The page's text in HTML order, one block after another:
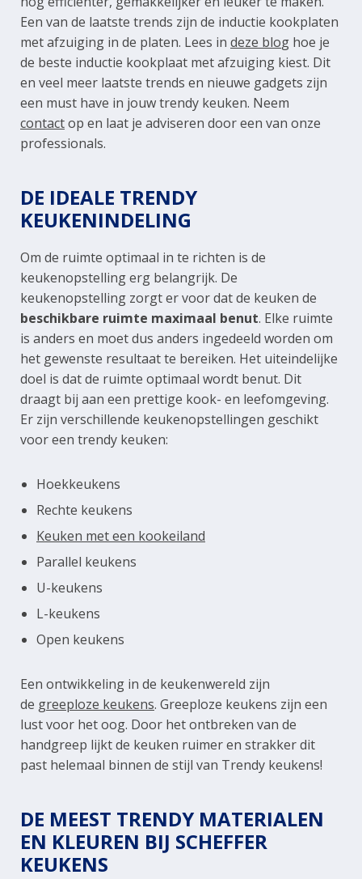
Een van de laatste trends zijn de inductie kookplaten
met afzuiging in de platen. Lees in deze blog hoe je
de beste inductie kookplaat met afzuiging kiest. Dit
en veel meer laatste trends en nieuwe gadgets zijn
een must have in jouw trendy keuken. Neem
contactop en laat je adviseren door een van onze
professionals.
DE IDEALE TRENDY
KEUKENINDELING
Om de ruimte optimaal in te richten is de
keukenopstelling erg belangrijk. De
keukenopstelling zorgt er voor dat de keuken de
beschikbare ruimte maximaal benut. Elke ruimte
is anders en moet dus anders ingedeeld worden om
het gewenste resultaat te bereiken. Het uiteindelijke
doel is dat de ruimte optimaal wordt benut. Dit
draagt bij aan een prettige kook- en leefomgeving.
Er zijn verschillende keukenopstellingen geschikt
voor een trendy keuken:
Hoekkeukens
Rechte keukens
Keuken met een kookeiland
Parallel keukens
U-keukens
L-keukens
Open keukens
Een ontwikkeling in de keukenwereld zijn
de greeploze keukens. Greeploze keukens zijn een
lust voor het oog. Door het ontbreken van de
handgreep lijkt de keuken ruimer en strakker dit
past helemaal binnen de stijl van Trendy keukens!
DE MEEST TRENDY MATERIALEN
EN KLEUREN BIJ SCHEFFER
KEUKENS